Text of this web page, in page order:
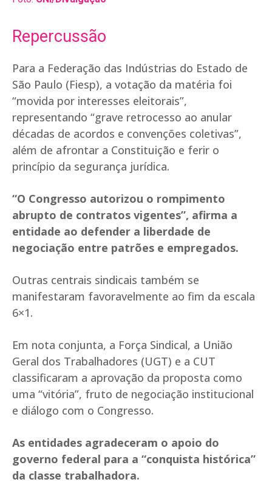
Repercussão
Para a Federação das Indústrias do Estado de
São Paulo (Fiesp), a votação da matéria foi
“movida por interesses eleitorais”,
representando “grave retrocesso ao anular
décadas de acordos e convenções coletivas”,
além de afrontar a Constituição e ferir o
princípio da segurança jurídica.
“O Congresso autorizou o rompimento
abrupto de contratos vigentes”, afirma a
entidade ao defender a liberdade de
negociação entre patrões e empregados.
Outras centrais sindicais também se
manifestaram favoravelmente ao fim da escala
6×1.
Em nota conjunta, a Força Sindical, a União
Geral dos Trabalhadores (UGT) e a CUT
classificaram a aprovação da proposta como
uma “vitória”, fruto de negociação institucional
e diálogo com o Congresso.
As entidades agradeceram o apoio do
governo federal para a “conquista histórica”
da classe trabalhadora.